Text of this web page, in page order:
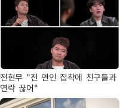
전현무 "전 연인 집착에 친구들과
연락 끊어"